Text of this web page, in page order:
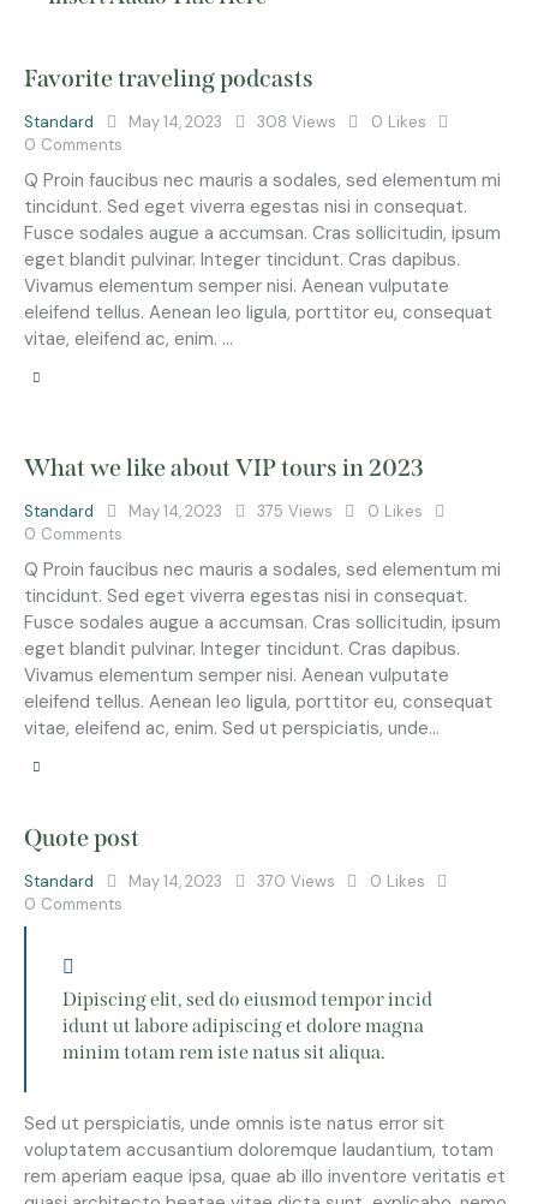
Favorite traveling podcasts
Standard May 14, 2023 308 Views 0 Likes
0 Comments
Q Proin faucibus nec mauris a sodales, sed elementum mi
tincidunt. Sed eget viverra egestas nisi in consequat.
Fusce sodales augue a accumsan. Cras sollicitudin, ipsum
eget blandit pulvinar. Integer tincidunt. Cras dapibus.
Vivamus elementum semper nisi. Aenean vulputate
eleifend tellus. Aenean leo ligula, porttitor eu, consequat
vitae, eleifend ac, enim. …
What we like about VIP tours in 2023
Standard May 14, 2023 375 Views 0 Likes
0 Comments
Q Proin faucibus nec mauris a sodales, sed elementum mi
tincidunt. Sed eget viverra egestas nisi in consequat.
Fusce sodales augue a accumsan. Cras sollicitudin, ipsum
eget blandit pulvinar. Integer tincidunt. Cras dapibus.
Vivamus elementum semper nisi. Aenean vulputate
eleifend tellus. Aenean leo ligula, porttitor eu, consequat
vitae, eleifend ac, enim. Sed ut perspiciatis, unde…
Quote post
Standard May 14, 2023 370 Views 0 Likes
0 Comments
Dipiscing elit, sed do eiusmod tempor incid
idunt ut labore adipiscing et dolore magna
minim totam rem iste natus sit aliqua.
Sed ut perspiciatis, unde omnis iste natus error sit
voluptatem accusantium doloremque laudantium, totam
rem aperiam eaque ipsa, quae ab illo inventore veritatis et